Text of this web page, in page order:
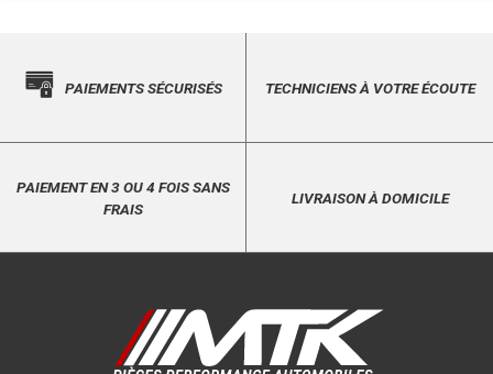
PAIEMENTS SÉCURISÉS TECHNICIENS À VOTRE ÉCOUTE
PAIEMENT EN 3 OU 4 FOIS SANS
FRAIS
LIVRAISON À DOMICILE